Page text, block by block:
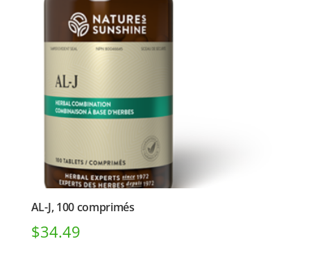
AL-J, 100 comprimés
$34.49